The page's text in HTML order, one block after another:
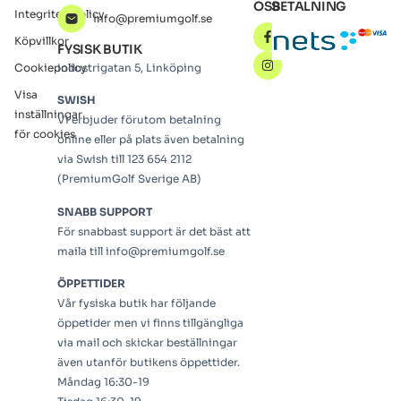
Integritetspolicy
Köpvillkor
Cookiepolicy
Visa
inställningar
för cookies
info@premiumgolf.se
FYSISK BUTIK
Industrigatan 5, Linköping
SWISH
Vi erbjuder förutom betalning
online eller på plats även betalning
via Swish till 123 654 2112
(PremiumGolf Sverige AB)
SNABB SUPPORT
För snabbast support är det bäst att
maila till info@premiumgolf.se
ÖPPETTIDER
Vår fysiska butik har följande
öppetider men vi finns tillgängliga
via mail och skickar beställningar
även utanför butikens öppettider.
Måndag 16:30-19
OSSBETALNING